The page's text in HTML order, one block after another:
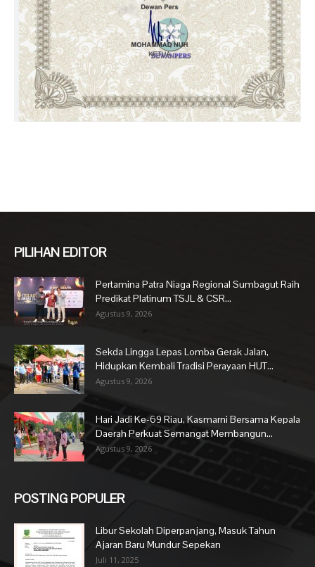
PILIHAN EDITOR
Pertamina Patra Niaga Regional Sumbagut Raih
Predikat Platinum TSJL & CSR...
Agustus 9, 2026
Sekda Lingga Lepas Lomba Gerak Jalan,
Hidupkan Kembali Tradisi Perayaan HUT...
Agustus 9, 2026
Hari Jadi Ke-69 Riau, Kasmarni Bersama Kepala
Daerah Perkuat Semangat Membangun...
Agustus 9, 2026
POSTING POPULER
Libur Sekolah Diperpanjang, Masuk Tahun
Ajaran Baru Mundur Sepekan
Juli 11, 2025